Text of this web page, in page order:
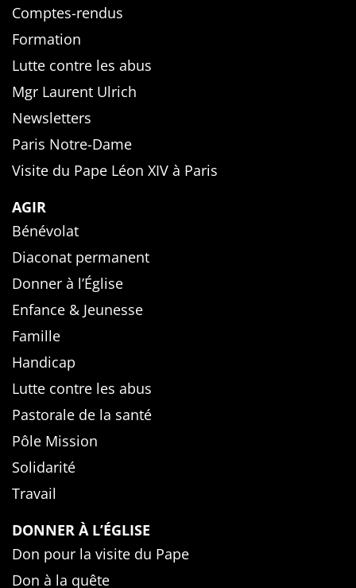
Comptes-rendus
Formation
Lutte contre les abus
Mgr Laurent Ulrich
Newsletters
Paris Notre-Dame
Visite du Pape Léon XIV à Paris
AGIR
Bénévolat
Diaconat permanent
Donner à l’Église
Enfance & Jeunesse
Famille
Handicap
Lutte contre les abus
Pastorale de la santé
Pôle Mission
Solidarité
Travail
DONNER À L’ÉGLISE
Don pour la visite du Pape
Don à la quête